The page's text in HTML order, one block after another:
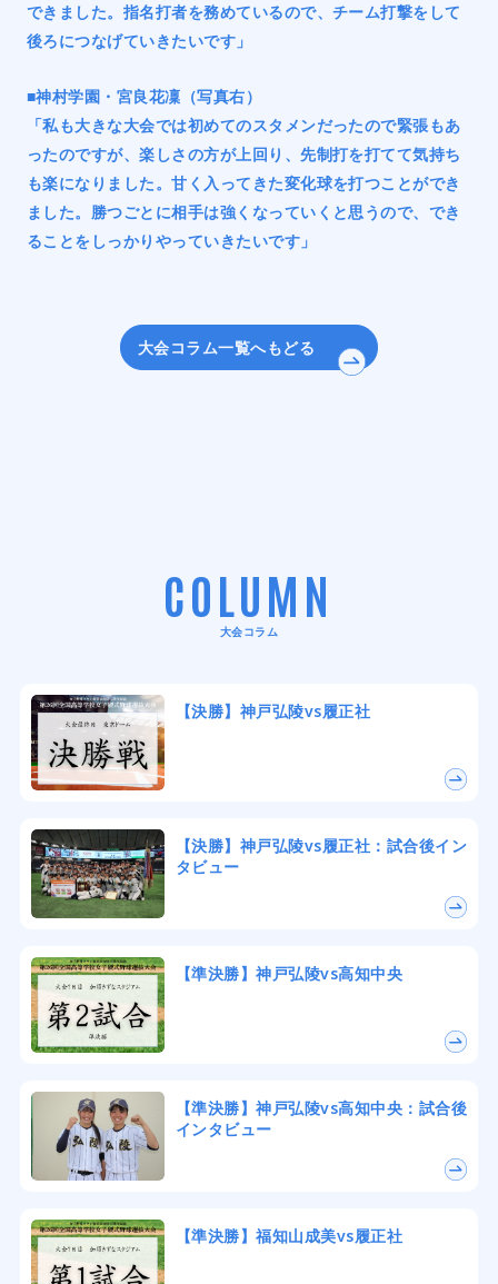
できました。指名打者を務めているので、チーム打撃をして
後ろにつなげていきたいです」
■神村学園・宮良花凜（写真右）
「私も大きな大会では初めてのスタメンだったので緊張もあ
ったのですが、楽しさの方が上回り、先制打を打てて気持ち
も楽になりました。甘く入ってきた変化球を打つことができ
ました。勝つごとに相手は強くなっていくと思うので、でき
ることをしっかりやっていきたいです」
大会コラム一覧へもどる
COLUMN
大会コラム
【決勝】神戸弘陵vs履正社
【決勝】神戸弘陵vs履正社：試合後イン
タビュー
【準決勝】神戸弘陵vs高知中央
【準決勝】神戸弘陵vs高知中央：試合後
インタビュー
【準決勝】福知山成美vs履正社